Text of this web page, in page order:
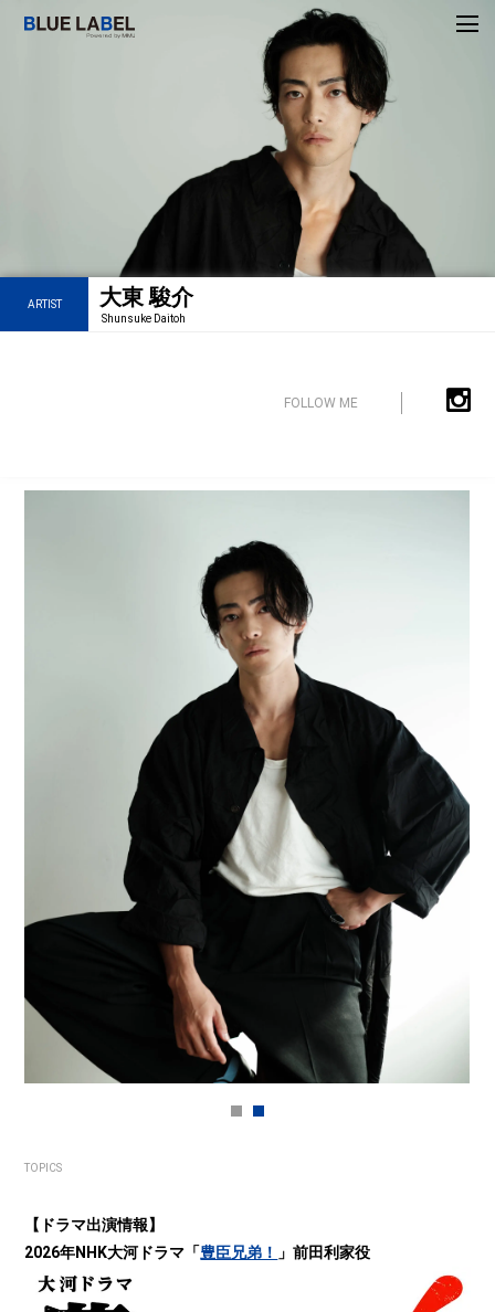
ARTIST 大東 駿介
Shunsuke Daitoh
FOLLOW ME
TOPICS
【ドラマ出演情報】
2026年NHK大河ドラマ「豊臣兄弟！ 」前田利家役